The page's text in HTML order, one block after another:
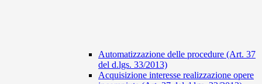
Automatizzazione delle procedure (Art. 37
del d.lgs. 33/2013)
Acquisizione interesse realizzazione opere